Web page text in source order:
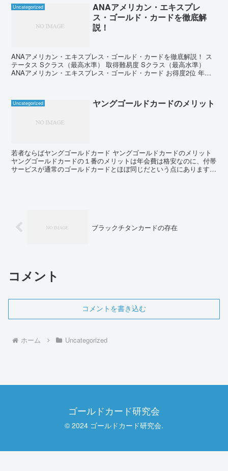
Uncategorized
ANAアメリカン・エキスプレ
ス・ゴールド・カードを徹底解
説！
ANAアメリカン・エキスプレス・ゴールド・カードを徹底解説！ ス
テータス Sクラス（最高水準） 取得難易度 Sクラス（最高水準）
ANAアメリカン・エキスプレス・ゴールド・カード お得度2位 年会
Uncategorized ヤングゴールドカードのメリット
若者ならばヤングゴールドカード ヤングゴールドカードのメリット
ヤングゴールドカードの１番のメリットは年会費は格安なのに、付帯
サービスが通常のゴールドカードとほぼ同じだという点にあります。
ブラックチタンカードの存在
コメント
コメントを書き込む
ホーム Uncategorized
ゴールドカード研究会
© 2024 ゴールドカード研究会.